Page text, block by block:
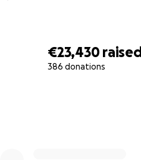
€23,430 raised
386 donations